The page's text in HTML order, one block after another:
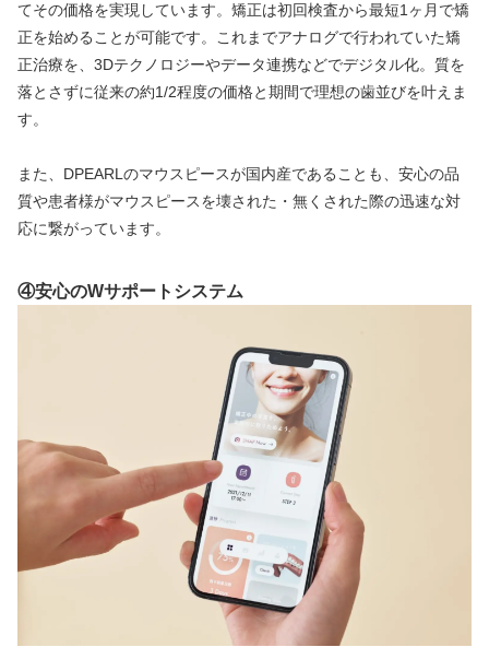
てその価格を実現しています。矯正は初回検査から最短1ヶ月で矯
正を始めることが可能です。これまでアナログで行われていた矯
正治療を、3Dテクノロジーやデータ連携などでデジタル化。質を
落とさずに従来の約1/2程度の価格と期間で理想の歯並びを叶えま
す。
また、DPEARLのマウスピースが国内産であることも、安心の品
質や患者様がマウスピースを壊された・無くされた際の迅速な対
応に繋がっています。
④安心のWサポートシステム